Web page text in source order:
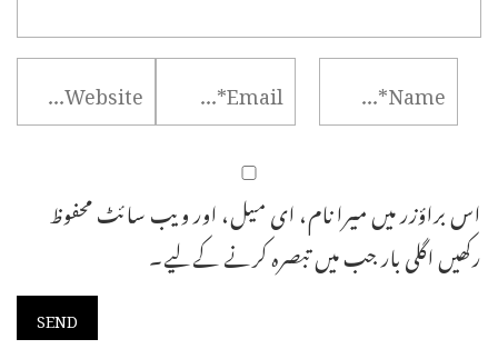
اس براؤزر میں میرا نام، ای میل، اور ویب سائٹ محفوظ
رکھیں اگلی بار جب میں تبصرہ کرنے کےلیے۔